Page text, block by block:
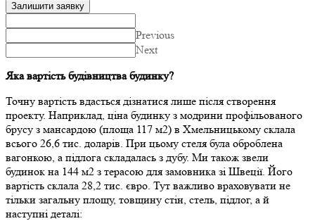
Залишити заявку
Previous
Next
Яка вартість будівництва будинку?
Точну вартість вдасться дізнатися лише після створення
проекту. Наприклад, ціна будинку з модрини профільованого
брусу з мансардою (площа 117 м2) в Хмельницькому склала
всього 26,6 тис. доларів. При цьому стеля була оброблена
вагонкою, а підлога складалась з дубу. Ми також звели
будинок на 144 м2 з терасою для замовника зі Швеції. Його
вартість склала 28,2 тис. євро. Тут важливо враховувати не
тільки загальну площу, товщину стін, стель, підлог, а й
наступні деталі: